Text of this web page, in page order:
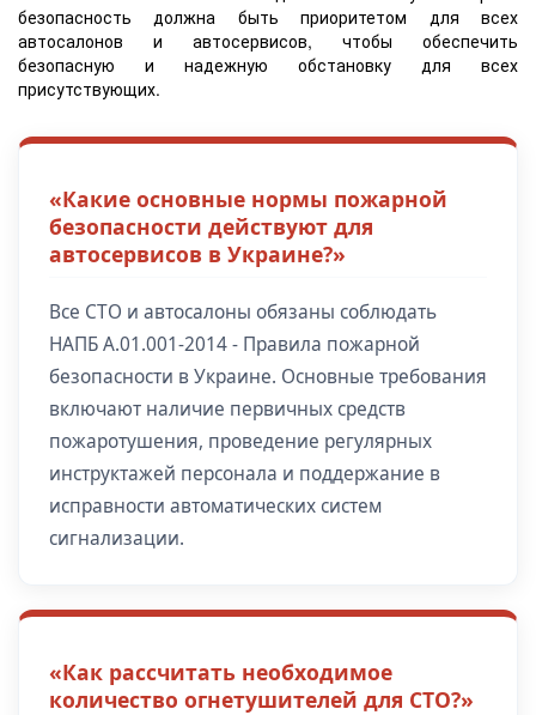
безопасность должна быть приоритетом для всех
автосалонов и автосервисов, чтобы обеспечить
безопасную и надежную обстановку для всех
присутствующих.
«Какие основные нормы пожарной
безопасности действуют для
автосервисов в Украине?»
Все СТО и автосалоны обязаны соблюдать
НАПБ А.01.001-2014 - Правила пожарной
безопасности в Украине. Основные требования
включают наличие первичных средств
пожаротушения, проведение регулярных
инструктажей персонала и поддержание в
исправности автоматических систем
сигнализации.
«Как рассчитать необходимое
количество огнетушителей для СТО?»